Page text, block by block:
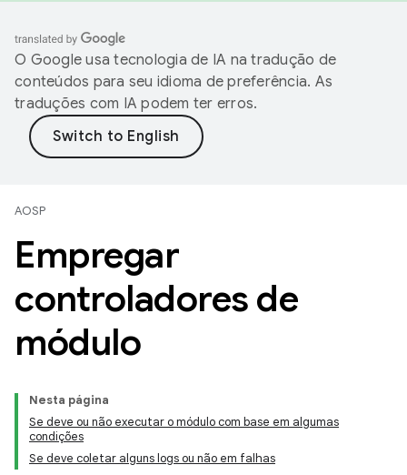
O Google usa tecnologia de IA na tradução de
conteúdos para seu idioma de preferência. As
traduções com IA podem ter erros.
AOSP
Empregar
controladores de
módulo
Nesta página
Se deve ou não executar o módulo com base em algumas
condições
Se deve coletar alguns logs ou não em falhas